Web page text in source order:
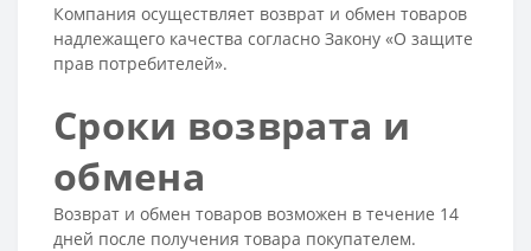
Компания осуществляет возврат и обмен товаров
надлежащего качества согласно Закону «О защите
прав потребителей».
Сроки возврата и
обмена
Возврат и обмен товаров возможен в течение 14
дней после получения товара покупателем.